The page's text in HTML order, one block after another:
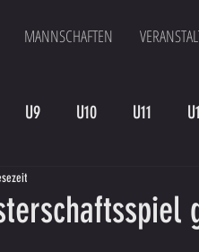
MANNSCHAFTEN
U9 U10 U11